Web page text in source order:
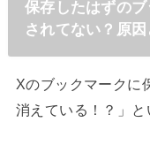
保存したはずの
されてない？原
Xのブックマークに
消えている！？」と